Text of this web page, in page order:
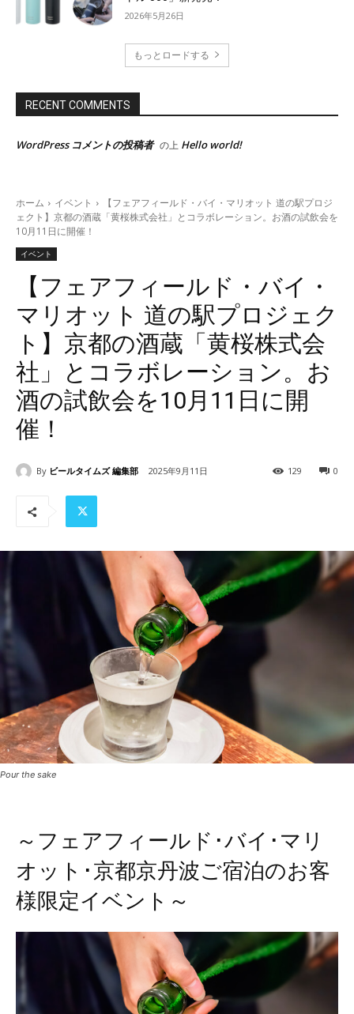
2026年5月26日
もっとロードする
RECENT COMMENTS
WordPress コメントの投稿者 の上 Hello world!